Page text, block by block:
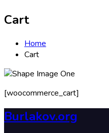
Cart
Home
Cart
[woocommerce_cart]
Burlakov.org